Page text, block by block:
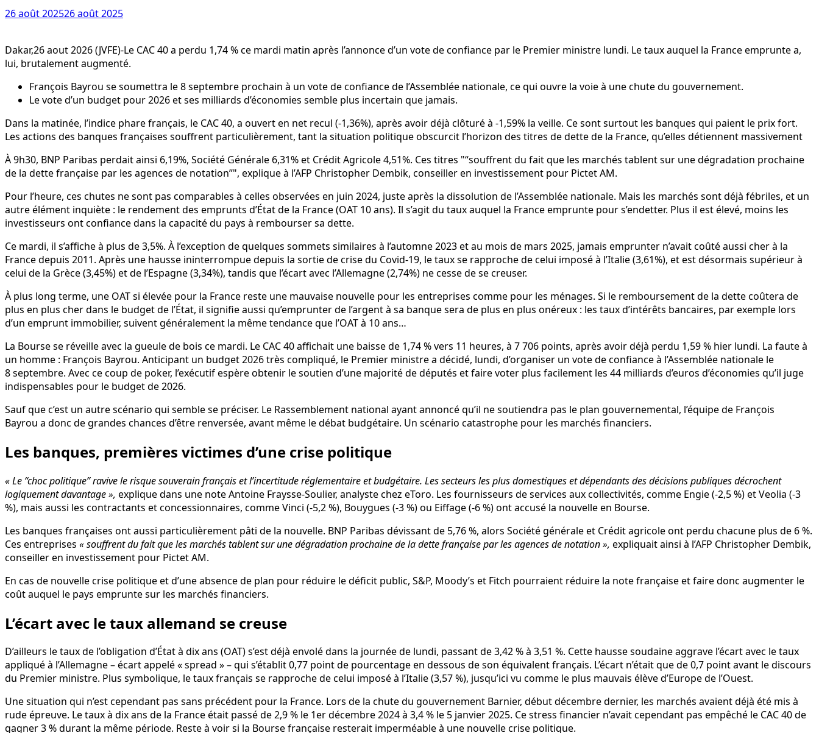
26 août 202526 août 2025
Dakar,26 aout 2026 (JVFE)-Le CAC 40 a perdu 1,74 % ce mardi matin après l’annonce d’un vote de confiance par le Premier ministre lundi. Le taux auquel la France emprunte a,
lui, brutalement augmenté.
François Bayrou se soumettra le 8 septembre prochain à un vote de confiance de l’Assemblée nationale, ce qui ouvre la voie à une chute du gouvernement.
Le vote d’un budget pour 2026 et ses milliards d’économies semble plus incertain que jamais.
Dans la matinée, l’indice phare français, le CAC 40, a ouvert en net recul (-1,36%), après avoir déjà clôturé à -1,59% la veille. Ce sont surtout les banques qui paient le prix fort.
Les actions des banques françaises souffrent particulièrement, tant la situation politique obscurcit l’horizon des titres de dette de la France, qu’elles détiennent massivement
À 9h30, BNP Paribas perdait ainsi 6,19%, Société Générale 6,31% et Crédit Agricole 4,51%. Ces titres “souffrent du fait que les marchés tablent sur une dégradation prochaine
de la dette française par les agences de notation” , explique à l’AFP Christopher Dembik, conseiller en investissement pour Pictet AM.
Pour l’heure, ces chutes ne sont pas comparables à celles observées en juin 2024, juste après la dissolution de l’Assemblée nationale. Mais les marchés sont déjà fébriles, et un
autre élément inquiète : le rendement des emprunts d’État de la France (OAT 10 ans). Il s’agit du taux auquel la France emprunte pour s’endetter. Plus il est élevé, moins les
investisseurs ont confiance dans la capacité du pays à rembourser sa dette.
Ce mardi, il s’affiche à plus de 3,5%. À l’exception de quelques sommets similaires à l’automne 2023 et au mois de mars 2025, jamais emprunter n’avait coûté aussi cher à la
France depuis 2011. Après une hausse ininterrompue depuis la sortie de crise du Covid-19, le taux se rapproche de celui imposé à l’Italie (3,61%), et est désormais supérieur à
celui de la Grèce (3,45%) et de l’Espagne (3,34%), tandis que l’écart avec l’Allemagne (2,74%) ne cesse de se creuser.
À plus long terme, une OAT si élevée pour la France reste une mauvaise nouvelle pour les entreprises comme pour les ménages. Si le remboursement de la dette coûtera de
plus en plus cher dans le budget de l’État, il signifie aussi qu’emprunter de l’argent à sa banque sera de plus en plus onéreux : les taux d’intérêts bancaires, par exemple lors
d’un emprunt immobilier, suivent généralement la même tendance que l’OAT à 10 ans…
La Bourse se réveille avec la gueule de bois ce mardi. Le CAC 40 affichait une baisse de 1,74 % vers 11 heures, à 7 706 points, après avoir déjà perdu 1,59 % hier lundi. La faute à
un homme : François Bayrou. Anticipant un budget 2026 très compliqué, le Premier ministre a décidé, lundi, d’organiser un vote de confiance à l’Assemblée nationale le
8 septembre. Avec ce coup de poker, l’exécutif espère obtenir le soutien d’une majorité de députés et faire voter plus facilement les 44 milliards d’euros d’économies qu’il juge
indispensables pour le budget de 2026.
Sauf que c’est un autre scénario qui semble se préciser. Le Rassemblement national ayant annoncé qu’il ne soutiendra pas le plan gouvernemental, l’équipe de François
Bayrou a donc de grandes chances d’être renversée, avant même le débat budgétaire. Un scénario catastrophe pour les marchés financiers.
Les banques, premières victimes d’une crise politique
« Le “choc politique” ravive le risque souverain français et l’incertitude réglementaire et budgétaire. Les secteurs les plus domestiques et dépendants des décisions publiques décrochent
logiquement davantage », explique dans une note Antoine Fraysse-Soulier, analyste chez eToro. Les fournisseurs de services aux collectivités, comme Engie (-2,5 %) et Veolia (-3
%), mais aussi les contractants et concessionnaires, comme Vinci (-5,2 %), Bouygues (-3 %) ou Eiffage (-6 %) ont accusé la nouvelle en Bourse.
Les banques françaises ont aussi particulièrement pâti de la nouvelle. BNP Paribas dévissant de 5,76 %, alors Société générale et Crédit agricole ont perdu chacune plus de 6 %.
Ces entreprises « souffrent du fait que les marchés tablent sur une dégradation prochaine de la dette française par les agences de notation », expliquait ainsi à l’AFP Christopher Dembik,
conseiller en investissement pour Pictet AM.
En cas de nouvelle crise politique et d’une absence de plan pour réduire le déficit public, S&P, Moody’s et Fitch pourraient réduire la note française et faire donc augmenter le
coût auquel le pays emprunte sur les marchés financiers.
L’écart avec le taux allemand se creuse
D’ailleurs le taux de l’obligation d’État à dix ans (OAT) s’est déjà envolé dans la journée de lundi, passant de 3,42 % à 3,51 %. Cette hausse soudaine aggrave l’écart avec le taux
appliqué à l’Allemagne – écart appelé « spread » – qui s’établit 0,77 point de pourcentage en dessous de son équivalent français. L’écart n’était que de 0,7 point avant le discours
du Premier ministre. Plus symbolique, le taux français se rapproche de celui imposé à l’Italie (3,57 %), jusqu’ici vu comme le plus mauvais élève d’Europe de l’Ouest.
Une situation qui n’est cependant pas sans précédent pour la France. Lors de la chute du gouvernement Barnier, début décembre dernier, les marchés avaient déjà été mis à
rude épreuve. Le taux à dix ans de la France était passé de 2,9 % le 1er décembre 2024 à 3,4 % le 5 janvier 2025. Ce stress financier n’avait cependant pas empêché le CAC 40 de
gagner 3 % durant la même période. Reste à voir si la Bourse française resterait imperméable à une nouvelle crise politique.